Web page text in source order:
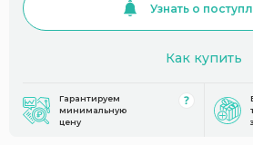
Узнать о
Как купить
Гарантируем
минимальную
цену